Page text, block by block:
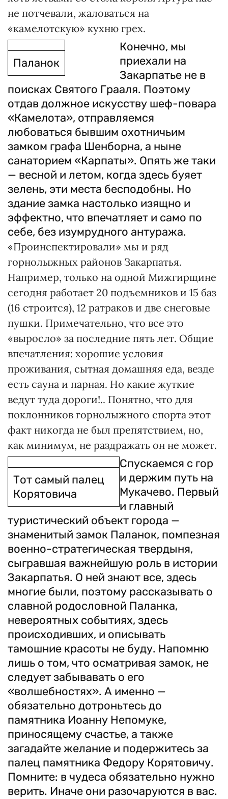
не потчевали, жаловаться на
«камелотскую» кухню грех.
Паланок
Конечно, мы
приехали на
Закарпатье не в
поисках Святого Грааля. Поэтому
отдав должное искусству шеф-повара
«Камелота», отправляемся
любоваться бывшим охотничьим
замком графа Шенборна, а ныне
санаторием «Карпаты». Опять же таки
— весной и летом, когда здесь буяет
зелень, эти места бесподобны. Но
здание замка настолько изящно и
эффектно, что впечатляет и само по
себе, без изумрудного антуража.
«Проинспектировали» мы и ряд
горнолыжных районов Закарпатья.
Например, только на одной Мижгирщине
сегодня работает 20 подъемников и 15 баз
(16 строится), 12 ратраков и две снеговые
пушки. Примечательно, что все это
«выросло» за последние пять лет. Общие
впечатления: хорошие условия
проживания, сытная домашняя еда, везде
есть сауна и парная. Но какие жуткие
ведут туда дороги!.. Понятно, что для
поклонников горнолыжного спорта этот
факт никогда не был препятствием, но,
как минимум, не раздражать он не может.
Тот самый палец
Корятовича
Спускаемся с гор
и держим путь на
Мукачево. Первый
и главный
туристический объект города —
знаменитый замок Паланок, помпезная
военно-стратегическая твердыня,
сыгравшая важнейшую роль в истории
Закарпатья. О ней знают все, здесь
многие были, поэтому рассказывать о
славной родословной Паланка,
невероятных событиях, здесь
происходивших, и описывать
тамошние красоты не буду. Напомню
лишь о том, что осматривая замок, не
следует забывавать о его
«волшебностях». А именно —
обязательно дотроньтесь до
памятника Иоанну Непомуке,
приносящему счастье, а также
загадайте желание и подержитесь за
палец памятника Федору Корятовичу.
Помните: в чудеса обязательно нужно
верить. Иначе они разочаруются в вас.